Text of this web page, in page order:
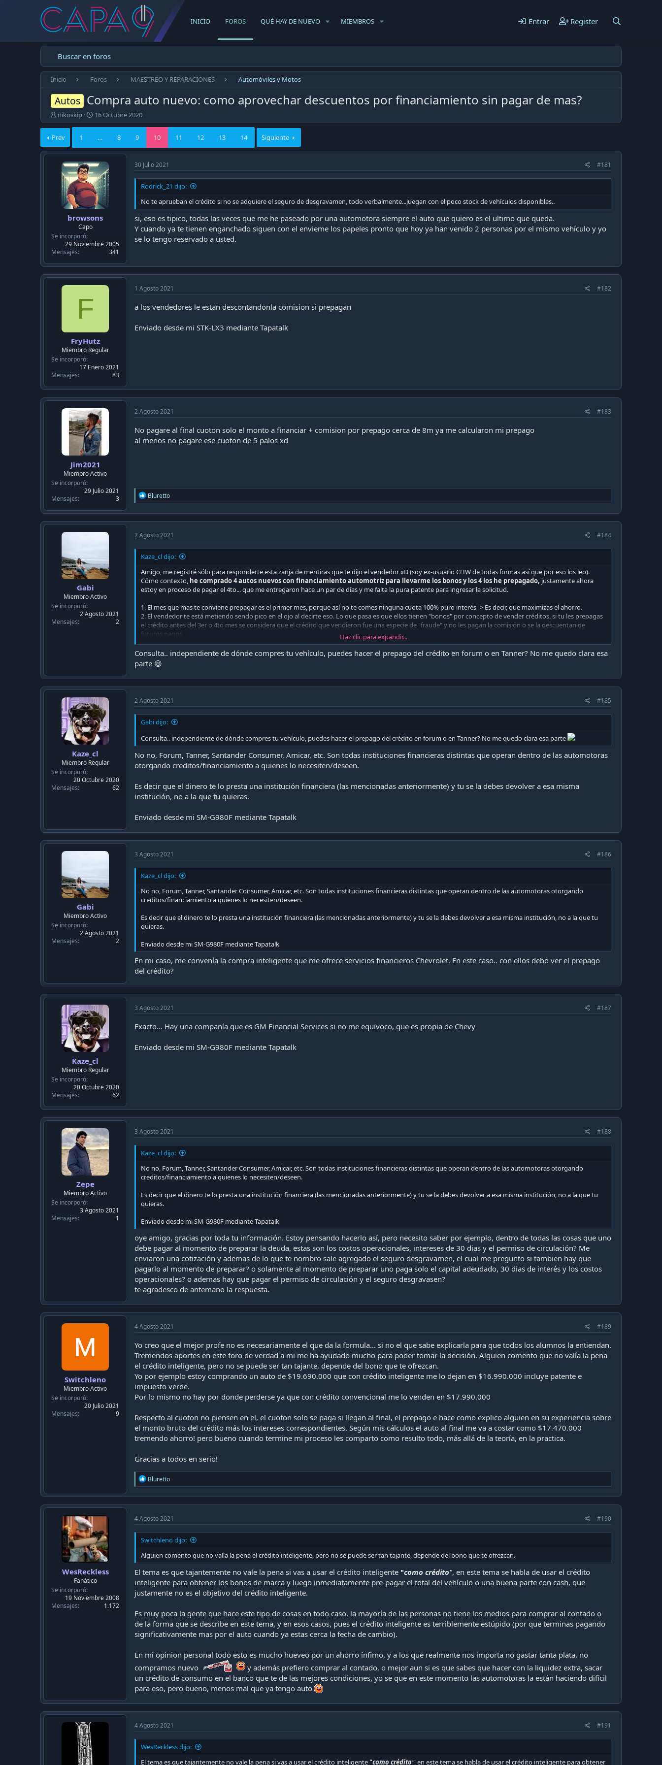
INICIO FOROS QUÉ HAY DE NUEVO MIEMBROS Entrar Register
Buscar en foros
Inicio Foros MAESTREO Y REPARACIONES Automóviles y Motos
Autos Compra auto nuevo: como aprovechar descuentos por financiamiento sin pagar de mas?
E
m
e
z
m
nikoskip
F
e
a
e
p
u
b
l
i
c
i
n
16 Octubre 2020
Prev 1 … 8 9 10 11 12 13 14 Siguiente
browsons
Capo
Se incorporó
29 Noviembre 2005
Mensajes
341
30 Julio 2021 #181
Rodrick_21 dijo:
No te aprueban el crédito si no se adquiere el seguro de desgravamen, todo verbalmente...juegan con el poco stock de vehículos disponibles..
si, eso es tipico, todas las veces que me he paseado por una automotora siempre el auto que quiero es el ultimo que queda.
Y cuando ya te tienen enganchado siguen con el envieme los papeles pronto que hoy ya han venido 2 personas por el mismo vehículo y yo
se lo tengo reservado a usted.
F
FryHutz
Miembro Regular
Se incorporó
17 Enero 2021
Mensajes
83
1 Agosto 2021 #182
a los vendedores le estan descontandonla comision si prepagan
Enviado desde mi STK-LX3 mediante Tapatalk
Jim2021
Miembro Activo
Se incorporó
29 Julio 2021
Mensajes
3
2 Agosto 2021 #183
No pagare al final cuoton solo el monto a financiar + comision por prepago cerca de 8m ya me calcularon mi prepago
al menos no pagare ese cuoton de 5 palos xd
R
e
i
o
n
s
Bluretto
Gabi
Miembro Activo
Se incorporó
2 Agosto 2021
Mensajes
2
2 Agosto 2021 #184
Kaze_cl dijo:
Amigo, me registré sólo para responderte esta zanja de mentiras que te dijo el vendedor xD (soy ex-usuario CHW de todas formas así que por eso los leo).
Cómo contexto, he comprado 4 autos nuevos con financiamiento automotriz para llevarme los bonos y los 4 los he prepagado, justamente ahora
estoy en proceso de pagar el 4to... que me entregaron hace un par de días y me falta la pura patente para ingresar la solicitud.
1. El mes que mas te conviene prepagar es el primer mes, porque así no te comes ninguna cuota 100% puro interés -> Es decir, que maximizas el ahorro.
2. El vendedor te está metiendo sendo pico en el ojo al decirte eso. Lo que pasa es que ellos tienen "bonos" por concepto de vender créditos, si tu les prepagas
el crédito antes del 3er o 4to mes se considera que el crédito que vendieron fue una especie de "fraude" y no les pagan la comisión o se la descuentan de
futuros pagos.
3.Es mas fácil que la chucha hacerlo.Literalmente tanto Tanner cómo Forum que son de los más grandes tienen en su sitio web una sección para
solicitarlo.Es lento, pero fácil .
4. Vendedor penca sólo no quiere que prepagues pq le cagas la comisión. Vas a pagar el capital + los gastos operativos y notariales (todo eso viene en los
papeles del crédito) + 1 mes de interés sobre el capital inicial.
5. Mas falso que la chucha, llevo 4 autos al hilo y no hacen eso.
6. Qué letra chica? Si la ley es una, y la ley del prepago indica que tu puedes prepagar en cualquier momento una deuda contraída siempre y cuando el prepago
Si tienes dudas me avisas.
Haz clic para expandir...
Consulta.. independiente de dónde compres tu vehículo, puedes hacer el prepago del crédito en forum o en Tanner? No me quedo clara esa
parte 😃
Kaze_cl
Miembro Regular
Se incorporó
20 Octubre 2020
Mensajes
62
2 Agosto 2021 #185
Gabi dijo:
Consulta.. independiente de dónde compres tu vehículo, puedes hacer el prepago del crédito en forum o en Tanner? No me quedo clara esa parte
No no, Forum, Tanner, Santander Consumer, Amicar, etc. Son todas instituciones financieras distintas que operan dentro de las automotoras
otorgando creditos/financiamiento a quienes lo necesiten/deseen.
Es decir que el dinero te lo presta una institución financiera (las mencionadas anteriormente) y tu se la debes devolver a esa misma
institución, no a la que tu quieras.
Enviado desde mi SM-G980F mediante Tapatalk
Gabi
Miembro Activo
Se incorporó
2 Agosto 2021
Mensajes
2
3 Agosto 2021 #186
Kaze_cl dijo:
No no, Forum, Tanner, Santander Consumer, Amicar, etc. Son todas instituciones financieras distintas que operan dentro de las automotoras otorgando
creditos/financiamiento a quienes lo necesiten/deseen.
Es decir que el dinero te lo presta una institución financiera (las mencionadas anteriormente) y tu se la debes devolver a esa misma institución, no a la que tu
quieras.
Enviado desde mi SM-G980F mediante Tapatalk
En mi caso, me convenía la compra inteligente que me ofrece servicios financieros Chevrolet. En este caso.. con ellos debo ver el prepago
del crédito?
Kaze_cl
Miembro Regular
Se incorporó
20 Octubre 2020
Mensajes
62
3 Agosto 2021 #187
Exacto... Hay una companía que es GM Financial Services si no me equivoco, que es propia de Chevy
Enviado desde mi SM-G980F mediante Tapatalk
Zepe
Miembro Activo
Se incorporó
3 Agosto 2021
Mensajes
1
3 Agosto 2021 #188
Kaze_cl dijo:
No no, Forum, Tanner, Santander Consumer, Amicar, etc. Son todas instituciones financieras distintas que operan dentro de las automotoras otorgando
creditos/financiamiento a quienes lo necesiten/deseen.
Es decir que el dinero te lo presta una institución financiera (las mencionadas anteriormente) y tu se la debes devolver a esa misma institución, no a la que tu
quieras.
Enviado desde mi SM-G980F mediante Tapatalk
oye amigo, gracias por toda tu información. Estoy pensando hacerlo así, pero necesito saber por ejemplo, dentro de todas las cosas que uno
debe pagar al momento de preparar la deuda, estas son los costos operacionales, intereses de 30 dias y el permiso de circulación? Me
enviaron una cotización y ademas de lo que te nombro sale agregado el seguro desgravamen, el cual me pregunto si tambien hay que
pagarlo al momento de preparar? o solamente al momento de preparar uno paga solo el capital adeudado, 30 dias de interés y los costos
operacionales? o ademas hay que pagar el permiso de circulación y el seguro desgravasen?
te agradesco de antemano la respuesta.
Switchleno
Miembro Activo
Se incorporó
20 Julio 2021
Mensajes
9
4 Agosto 2021 #189
Yo creo que el mejor profe no es necesariamente el que da la formula... si no el que sabe explicarla para que todos los alumnos la entiendan.
Tremendos aportes en este foro de verdad a mi me ha ayudado mucho para poder tomar la decisión. Alguien comento que no valía la pena
el crédito inteligente, pero no se puede ser tan tajante, depende del bono que te ofrezcan.
Yo por ejemplo estoy comprando un auto de $19.690.000 que con crédito inteligente me lo dejan en $16.990.000 incluye patente e
impuesto verde.
Por lo mismo no hay por donde perderse ya que con crédito convencional me lo venden en $17.990.000
Respecto al cuoton no piensen en el, el cuoton solo se paga si llegan al final, el prepago e hace como explico alguien en su experiencia sobre
el monto bruto del crédito más los intereses correspondientes. Según mis cálculos el auto al final me va a costar como $17.470.000
tremendo ahorro! pero bueno cuando termine mi proceso les comparto como resulto todo, más allá de la teoría, en la practica.
Gracias a todos en serio!
R
e
i
o
n
s
Bluretto
WesReckless
Fanático
Se incorporó
19 Noviembre 2008
Mensajes
1.172
4 Agosto 2021 #190
Switchleno dijo:
Alguien comento que no valía la pena el crédito inteligente, pero no se puede ser tan tajante, depende del bono que te ofrezcan.
El tema es que tajantemente no vale la pena si vas a usar el crédito inteligente "como crédito", en este tema se habla de usar el crédito
inteligente para obtener los bonos de marca y luego inmediatamente pre-pagar el total del vehículo o una buena parte con cash, que
justamente no es el objetivo del crédito inteligente.
Es muy poca la gente que hace este tipo de cosas en todo caso, la mayoría de las personas no tiene los medios para comprar al contado o
de la forma que se describe en este tema, y en esos casos, pues el crédito inteligente es terriblemente estúpido (por que terminas pagando
significativamente mas por el auto cuando ya estas cerca la fecha de cambio).
En mi opinion personal todo esto es mucho hueveo por un ahorro ínfimo, y a los que realmente nos importa no gastar tanta plata, no
compramos nuevo
y además prefiero comprar al contado, o mejor aun si es que sabes que hacer con la liquidez extra, sacar
un crédito de consumo en el banco que te de las mejores condiciones, yo se que en este momento las automotoras la están haciendo difícil
para eso, pero bueno, menos mal que ya tengo auto
4 Agosto 2021 #191
WesReckless dijo:
El tema es que tajantemente no vale la pena si vas a usar el crédito inteligente "como crédito", en este tema se habla de usar el crédito inteligente para obtener